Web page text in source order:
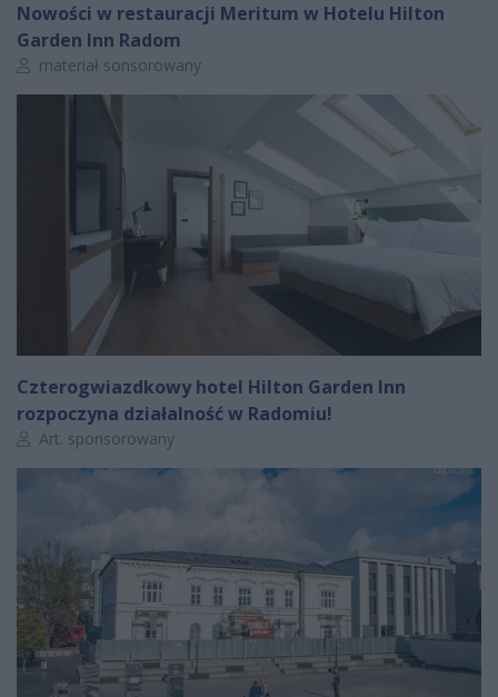
Nowości w restauracji Meritum w Hotelu Hilton
Garden Inn Radom
Autor artykułu:
materiał sonsorowany
Czterogwiazdkowy hotel Hilton Garden Inn
rozpoczyna działalność w Radomiu!
Autor artykułu:
Art. sponsorowany